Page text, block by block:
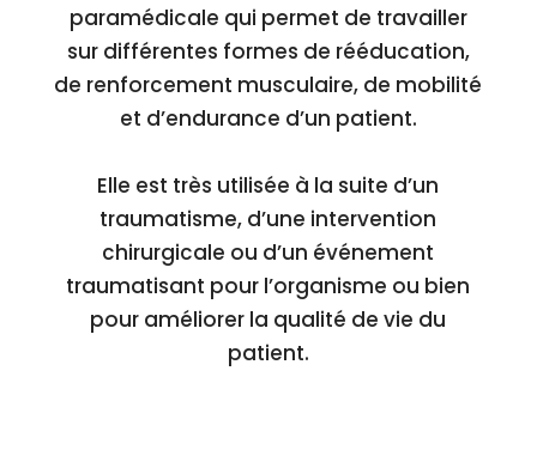
paramédicale qui permet de travailler
sur différentes formes de rééducation,
de renforcement musculaire, de mobilité
et d’endurance d’un patient.
Elle est très utilisée à la suite d’un
traumatisme, d’une intervention
chirurgicale ou d’un événement
traumatisant pour l’organisme ou bien
pour améliorer la qualité de vie du
patient.